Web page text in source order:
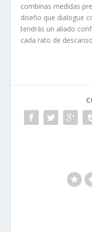
combinas medidas
diseño que dialogue
tendrás un aliado
cada rato de